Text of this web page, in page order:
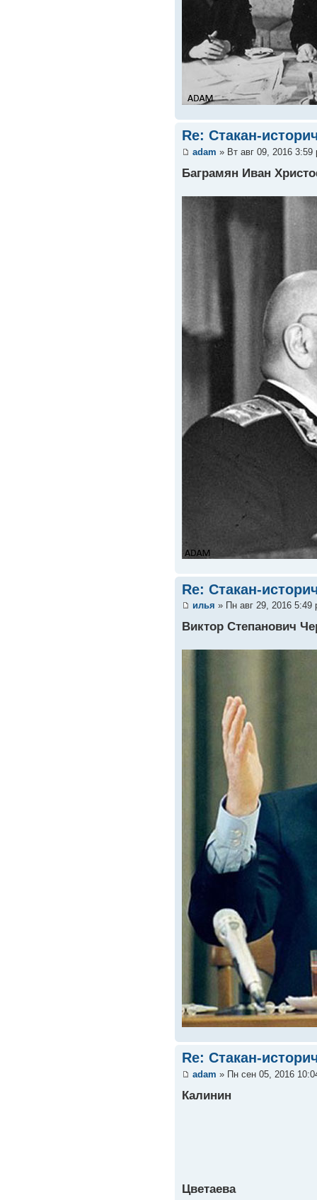
Re: Стакан-
adam » Вт авг 09, 2016 3:59
Баграмян Иван
Re: Стакан-
илья » Пн авг 29, 2016 5:49
Виктор Степанович
Re: Стакан-
adam » Пн сен 05, 2016
Калинин
Цветаева